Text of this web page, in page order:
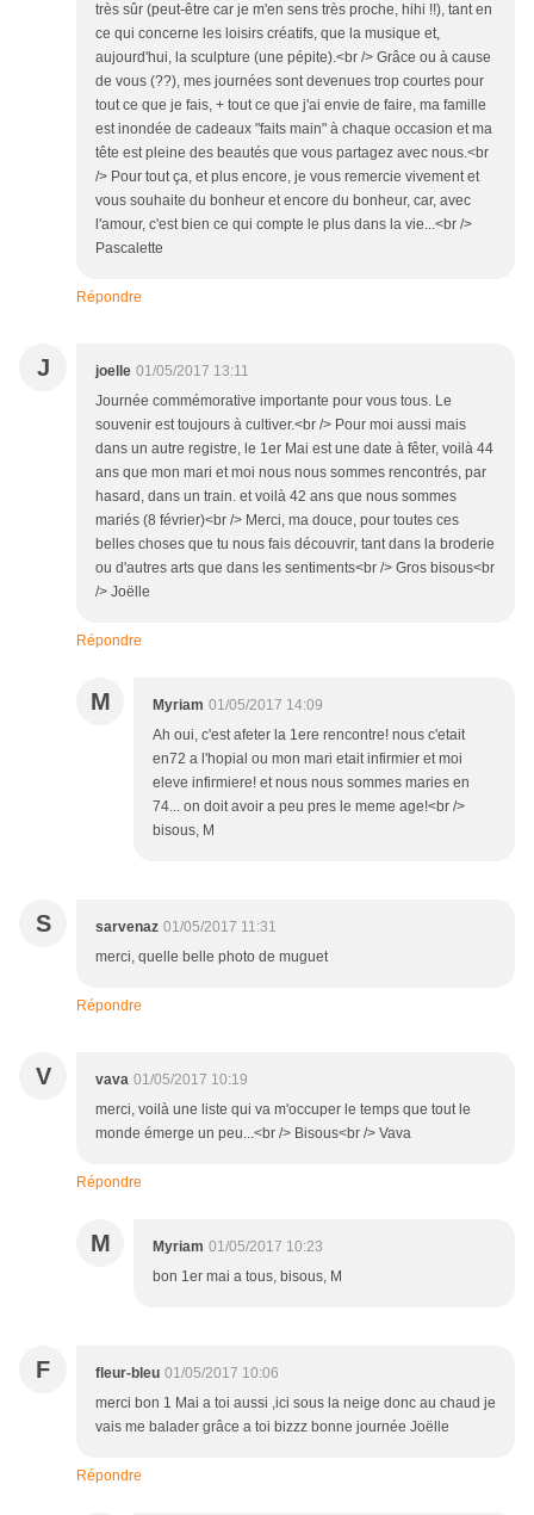
très sûr (peut-être car je m'en sens très proche, hihi !!), tant en
ce qui concerne les loisirs créatifs, que la musique et,
aujourd'hui, la sculpture (une pépite).<br /> Grâce ou à cause
de vous (??), mes journées sont devenues trop courtes pour
tout ce que je fais, + tout ce que j'ai envie de faire, ma famille
est inondée de cadeaux "faits main" à chaque occasion et ma
tête est pleine des beautés que vous partagez avec nous.<br
/> Pour tout ça, et plus encore, je vous remercie vivement et
vous souhaite du bonheur et encore du bonheur, car, avec
l'amour, c'est bien ce qui compte le plus dans la vie...<br />
Pascalette
Répondre
J joelle 01/05/2017 13:11
Journée commémorative importante pour vous tous. Le
souvenir est toujours à cultiver.<br /> Pour moi aussi mais
dans un autre registre, le 1er Mai est une date à fêter, voilà 44
ans que mon mari et moi nous nous sommes rencontrés, par
hasard, dans un train. et voilà 42 ans que nous sommes
mariés (8 février)<br /> Merci, ma douce, pour toutes ces
belles choses que tu nous fais découvrir, tant dans la broderie
ou d'autres arts que dans les sentiments<br /> Gros bisous<br
/> Joëlle
Répondre
M Myriam 01/05/2017 14:09
Ah oui, c'est afeter la 1ere rencontre! nous c'etait
en72 a l'hopial ou mon mari etait infirmier et moi
eleve infirmiere! et nous nous sommes maries en
74... on doit avoir a peu pres le meme age!<br />
bisous, M
S sarvenaz 01/05/2017 11:31
merci, quelle belle photo de muguet
Répondre
V vava 01/05/2017 10:19
merci, voilà une liste qui va m'occuper le temps que tout le
monde émerge un peu...<br /> Bisous<br /> Vava
Répondre
M Myriam 01/05/2017 10:23
bon 1er mai a tous, bisous, M
F fleur-bleu 01/05/2017 10:06
merci bon 1 Mai a toi aussi ,ici sous la neige donc au chaud je
vais me balader grâce a toi bizzz bonne journée Joëlle
Répondre